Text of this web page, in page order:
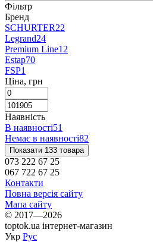
Фільтр
Бренд
SCHURTER22
Legrand24
Premium Line12
Estap70
FSP1
Ціна, грн
Наявність
В наявності51
Немає в наявності82
Показати 133 товара
073 222 67 25
067 722 67 25
Контакти
Повна версія сайту
Мапа сайту
© 2017—2026
toptok.ua інтернет-магазин
Укр Рус